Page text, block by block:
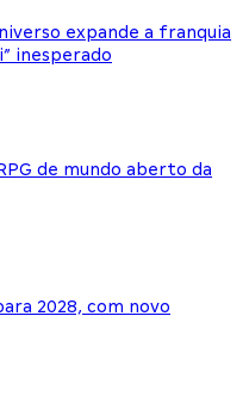
expande a franquia
inesperado
de mundo aberto da
2028, com novo